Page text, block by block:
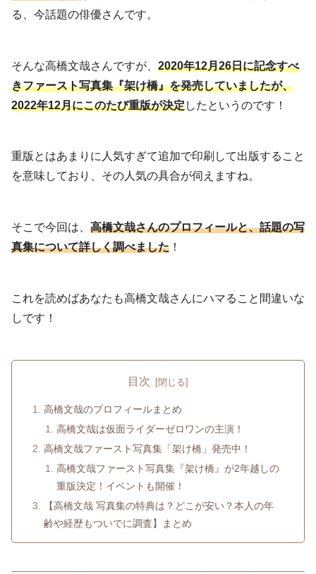
る、今話題の俳優さんです。
そんな高橋文哉さんですが、 2020年12月26日に記念すべ
きファースト写真集『架け橋』を発売していましたが、
2022年12月にこのたび重版が決定したというのです！
重版とはあまりに人気すぎて追加で印刷して出版すること
を意味しており、その人気の具合が伺えますね。
そこで今回は、 高橋文哉さんのプロフィールと、話題の写
真集について詳しく調べました ！
これを読めばあなたも高橋文哉さんにハマること間違いな
しです！
目次
高橋文哉のプロフィールまとめ
高橋文哉は仮面ライダーゼロワンの主演！
高橋文哉ファースト写真集「架け橋」発売中！
高橋文哉ファースト写真集『架け橋』が2年越しの
重版決定！イベントも開催！
【高橋文哉 写真集の特典は？どこが安い？本人の年
齢や経歴もついでに調査】まとめ